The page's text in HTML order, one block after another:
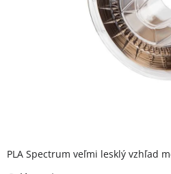
PLA Spectrum veľmi lesklý vzhľad